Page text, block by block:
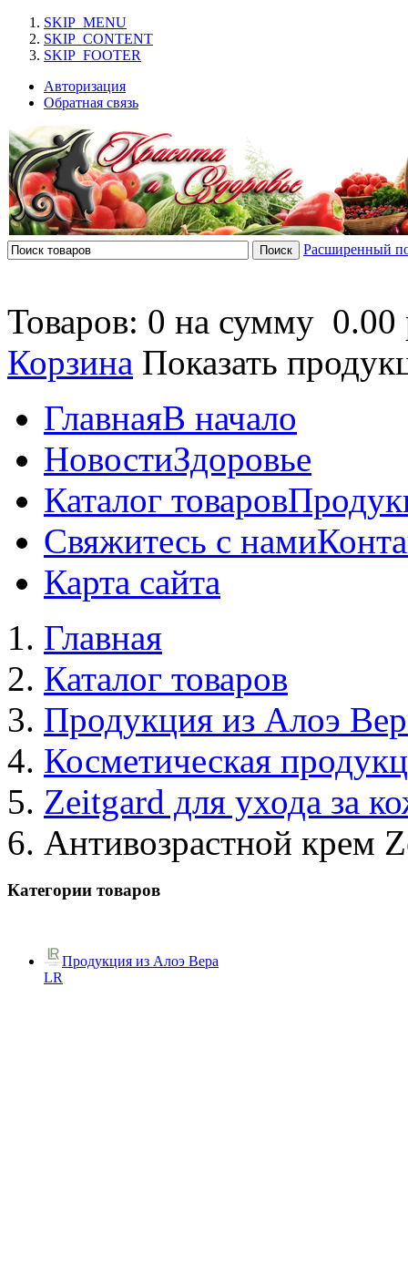
SKIP_MENU
SKIP_CONTENT
SKIP_FOOTER
Авторизация
Обратная связь
Расширенный
Товаров: 0 на сумму 0.00
Корзина Показать
ГлавнаяВ начало
НовостиЗдоровье
Каталог товаров
Свяжитесь с нами
Карта сайта
Главная
Каталог товаров
Продукция из Алоэ
Косметическая
Zeitgard для ухода за
Антивозрастной крем
Категории товаров
Продукция из Алоэ Вера
LR